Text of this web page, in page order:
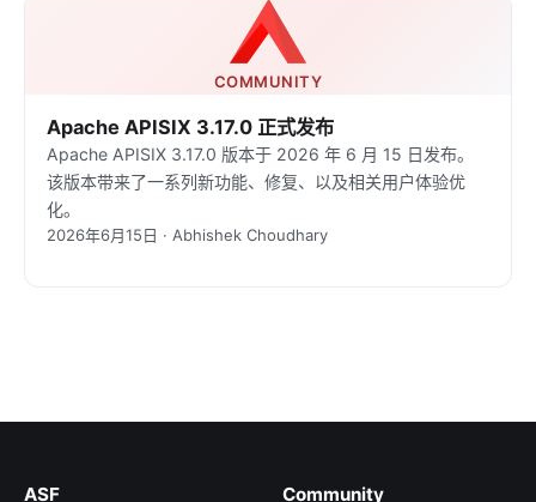
COMMUNITY
Apache APISIX 3.17.0 正式发布
Apache APISIX 3.17.0 版本于 2026 年 6 月 15 日发布。
该版本带来了一系列新功能、修复、以及相关用户体验优
化。
2026年6月15日 · Abhishek Choudhary
ASF Community